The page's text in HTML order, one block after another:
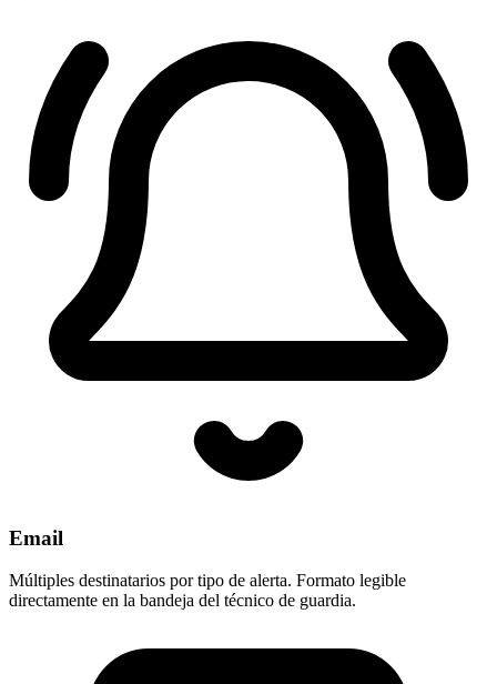
Email
Múltiples destinatarios por tipo de alerta. Formato legible
directamente en la bandeja del técnico de guardia.